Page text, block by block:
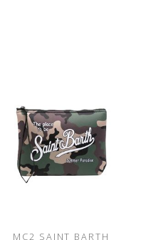
MC2 SAINT BARTH